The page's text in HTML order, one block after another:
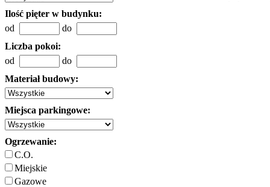
Ilość pięter w budynku:
od
do
Liczba pokoi:
od
do
Materiał budowy:
Miejsca parkingowe:
Ogrzewanie:
C.O.
Miejskie
Gazowe